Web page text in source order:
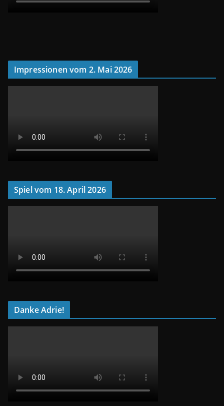
Impressionen vom 2. Mai 2026
Spiel vom 18. April 2026
Danke Adrie!